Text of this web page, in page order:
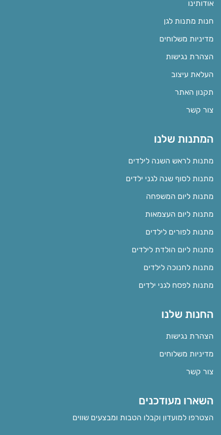
אודותינו
חנות מתנות לגן
מדיניות משלוחים
הצהרת נגישות
העלאת עיצוב
תקנון האתר
צור קשר
המתנות שלנו
מתנות לראש השנה לילדים
מתנות לסוף שנה לגני ילדים
מתנות ליום המשפחה
מתנות ליום העצמאות
מתנות לפורים לילדים
מתנות ליום הולדת לילדים
מתנות לחנוכה לילדים
מתנות לפסח לגני ילדים
החנות שלנו
הצהרת נגישות
מדיניות משלוחים
צור קשר
השארו מעודכנים
הצטרפו למועדון וקבלו הטבות ומבצעים שווים